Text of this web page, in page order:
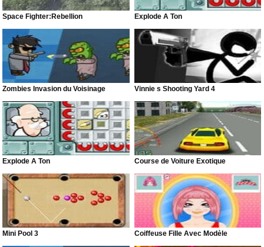
Space Fighter:Rebellion Explode A Ton
Zombies Invasion du Voisinage Vinnie s Shooting Yard 4
Explode A Ton Course de Voiture Exotique
Mini Pool 3 Coiffeuse Fille Avec Modèle